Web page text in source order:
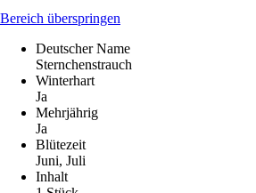
Bereich überspringen
Deutscher Name
Sternchenstrauch
Winterhart
Ja
Mehrjährig
Ja
Blütezeit
Juni, Juli
Inhalt